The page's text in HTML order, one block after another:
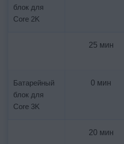
блок для
Core 2K
25 мин
Батарейный
блок для
Core 3K
0 мин
20 мин